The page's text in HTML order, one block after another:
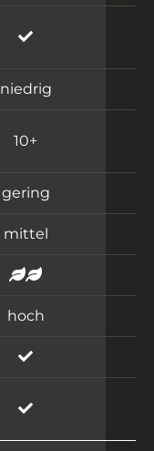
niedrig
10+
gering
mittel
hoch